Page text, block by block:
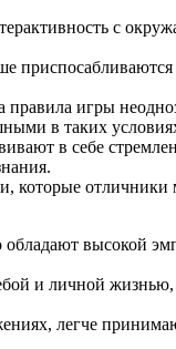
с
правила игры
в таких
в себе
которые
и личной
легче